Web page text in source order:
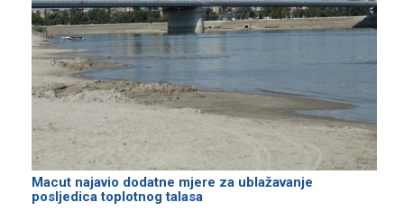
Macut najavio dodatne mjere za ublažavanje
posljedica toplotnog talasa